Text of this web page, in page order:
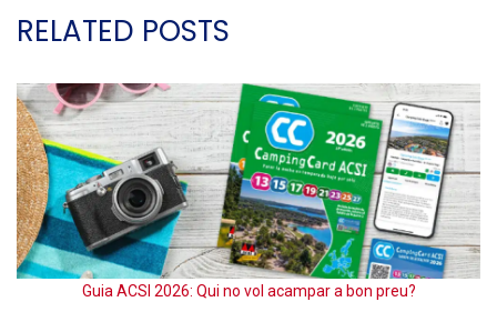
RELATED POSTS
Guia ACSI 2026: Qui no vol acampar a bon preu?